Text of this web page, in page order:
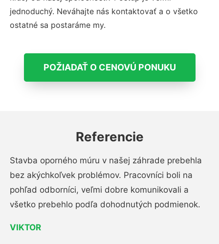
jednoduchý. Neváhajte nás kontaktovať a o všetko
ostatné sa postaráme my.
POŽIADAŤ O CENOVÚ PONUKU
Referencie
Stavba oporného múru v našej záhrade prebehla
bez akýchkoľvek problémov. Pracovníci boli na
pohľad odborníci, veľmi dobre komunikovali a
všetko prebehlo podľa dohodnutých podmienok.
VIKTOR